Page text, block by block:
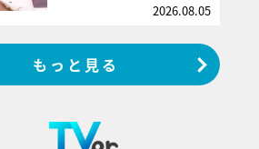
2026.08.05
もっと見る